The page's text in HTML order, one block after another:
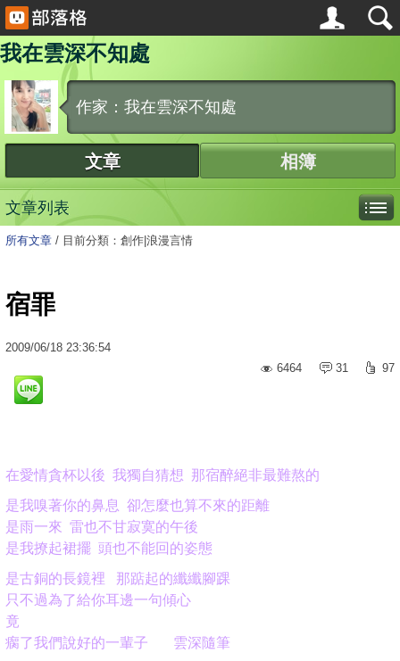
我在雲深不知處
作家：我在雲深不知處
文章 相簿
文章列表
所有文章 / 目前分類：創作|浪漫言情
宿罪
2009/06/18 23:36:54
6464
31 97
在愛情貪杯以後 我獨自猜想 那宿醉絕非最難熬的
是我嗅著你的鼻息 卻怎麼也算不來的距離
是雨一來 雷也不甘寂寞的午後
是我撩起裙擺 頭也不能回的姿態
是古銅的長鏡裡 那踮起的纖纖腳踝
只不過為了給你耳邊一句傾心
竟
瘸了我們說好的一輩子 雲深隨筆